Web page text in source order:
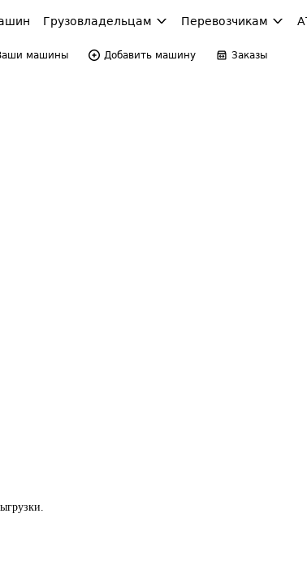
Грузовладельцам Перевозчикам
машины Добавить машину Заказы